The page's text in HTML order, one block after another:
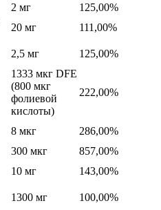
2 мг
125,00%
20 мг
111,00%
2,5 мг 125,00%
1333 мкг DFE
(800 мкг
фолиевой
кислоты)
222,00%
8 мкг
286,00%
300 мкг
857,00%
10 мг
143,00%
1300 мг
100,00%